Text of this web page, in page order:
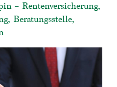
– Rentenversicherung,
Beratungsstelle,